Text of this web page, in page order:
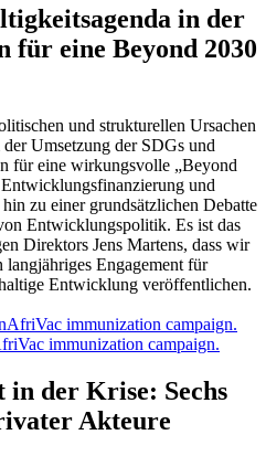
in der
für eine Beyond 2030
und strukturellen Ursachen
Umsetzung der SDGs und
für eine wirkungsvolle „Beyond
und
zu einer grundsätzlichen Debatte
Entwicklungspolitik. Es ist das
Direktors Jens Martens, dass wir
Engagement für
Entwicklung veröffentlichen.
immunization campaign.
in der Krise: Sechs
Akteure